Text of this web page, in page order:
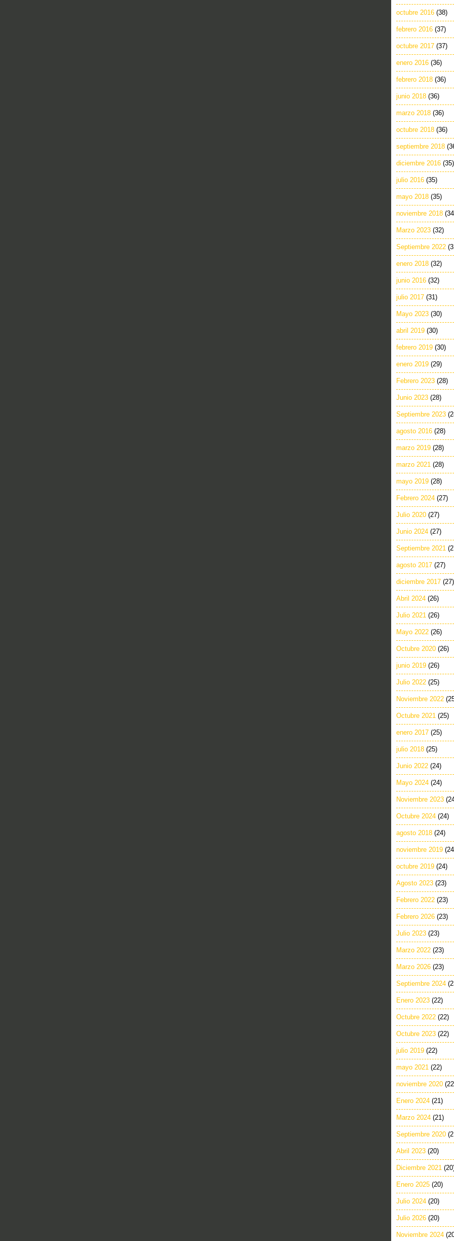
octubre 2016 (38)
febrero 2016 (37)
octubre 2017 (37)
enero 2016 (36)
febrero 2018 (36)
junio 2018 (36)
marzo 2018 (36)
octubre 2018 (36)
septiembre 2018
diciembre 2016 (35)
julio 2016 (35)
mayo 2018 (35)
noviembre 2018
Marzo 2023 (32)
Septiembre 2022
enero 2018 (32)
junio 2016 (32)
julio 2017 (31)
Mayo 2023 (30)
abril 2019 (30)
febrero 2019 (30)
enero 2019 (29)
Febrero 2023 (28)
Junio 2023 (28)
Septiembre 2023
agosto 2016 (28)
marzo 2019 (28)
marzo 2021 (28)
mayo 2019 (28)
Febrero 2024 (27)
Julio 2020 (27)
Junio 2024 (27)
Septiembre 2021
agosto 2017 (27)
diciembre 2017 (27)
Abril 2024 (26)
Julio 2021 (26)
Mayo 2022 (26)
Octubre 2020 (26)
junio 2019 (26)
Julio 2022 (25)
Noviembre 2022
Octubre 2021 (25)
enero 2017 (25)
julio 2018 (25)
Junio 2022 (24)
Mayo 2024 (24)
Noviembre 2023
Octubre 2024 (24)
agosto 2018 (24)
noviembre 2019
octubre 2019 (24)
Agosto 2023 (23)
Febrero 2022 (23)
Febrero 2026 (23)
Julio 2023 (23)
Marzo 2022 (23)
Marzo 2026 (23)
Septiembre 2024
Enero 2023 (22)
Octubre 2022 (22)
Octubre 2023 (22)
julio 2019 (22)
mayo 2021 (22)
noviembre 2020
Enero 2024 (21)
Marzo 2024 (21)
Septiembre 2020
Abril 2023 (20)
Diciembre 2021
Enero 2025 (20)
Julio 2024 (20)
Julio 2026 (20)
Noviembre 2024